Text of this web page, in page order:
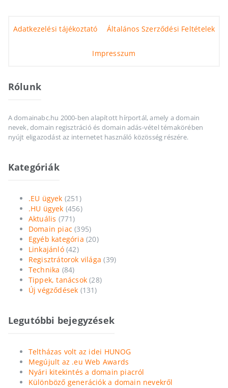
Adatkezelési tájékoztató Általános Szerződési Feltételek
Impresszum
Rólunk
A domainabc.hu 2000-ben alapított hírportál, amely a domain
nevek, domain regisztráció és domain adás-vétel témakörében
nyújt eligazodást az internetet használó közösség részére.
Kategóriák
.EU ügyek (251)
.HU ügyek (456)
Aktuális (771)
Domain piac (395)
Egyéb kategória (20)
Linkajánló(42)
Regisztrátorok világa (39)
Technika (84)
Tippek, tanácsok (28)
Új végződések (131)
Legutóbbi bejegyzések
Teltházas volt az idei HUNOG
Megújult az .eu Web Awards
Nyári kitekintés a domain piacról
Különböző generációk a domain nevekről